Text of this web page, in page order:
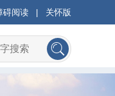
碍阅读 | 关怀版